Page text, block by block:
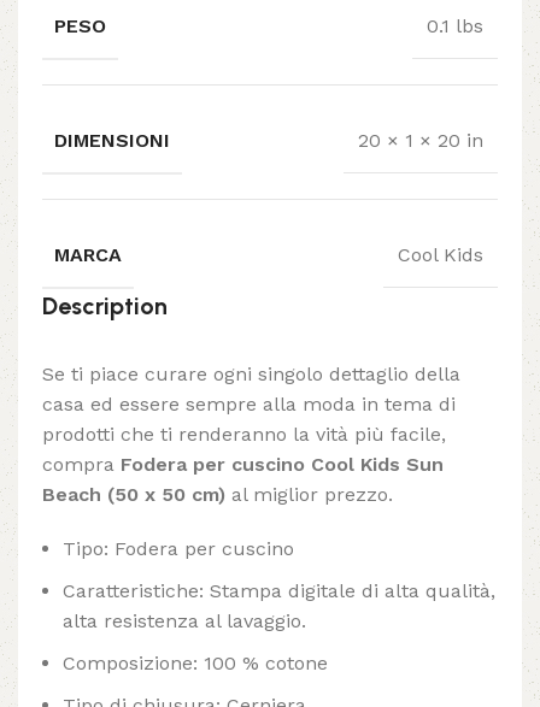
PESO 0.1 lbs
DIMENSIONI 20 × 1 × 20 in
MARCA Cool Kids
Description
Se ti piace curare ogni singolo dettaglio della
casa ed essere sempre alla moda in tema di
prodotti che ti renderanno la vità più facile,
compra Fodera per cuscino Cool Kids Sun
Beach (50 x 50 cm) al miglior prezzo.
Tipo: Fodera per cuscino
Caratteristiche: Stampa digitale di alta qualità,
alta resistenza al lavaggio.
Composizione: 100 % cotone